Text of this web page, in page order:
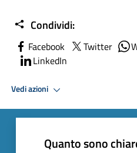
Condividi:
Facebook Twitter
LinkedIn
Vedi azioni
Quanto sono